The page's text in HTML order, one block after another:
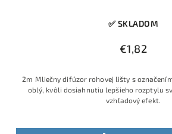
✅ SKLADOM
€1,82
2m Mliečny difúzor rohovej lišty s
oblý, kvôli dosiahnutiu lepšieho rozptylu
vzhľadový efekt.